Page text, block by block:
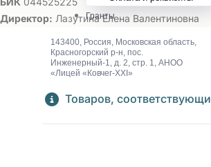
Гранты
Директор: Лазутина Елена Валентиновна
Товаров,
143400, Россия, Московская область,
Красногорский р-н, пос.
Инженерный-1, д. 2, стр. 1, АНОО
«Лицей «Ковчег-XXI»